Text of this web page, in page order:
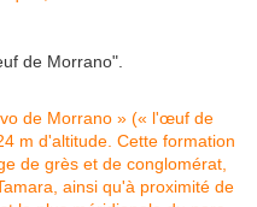
de Morrano".